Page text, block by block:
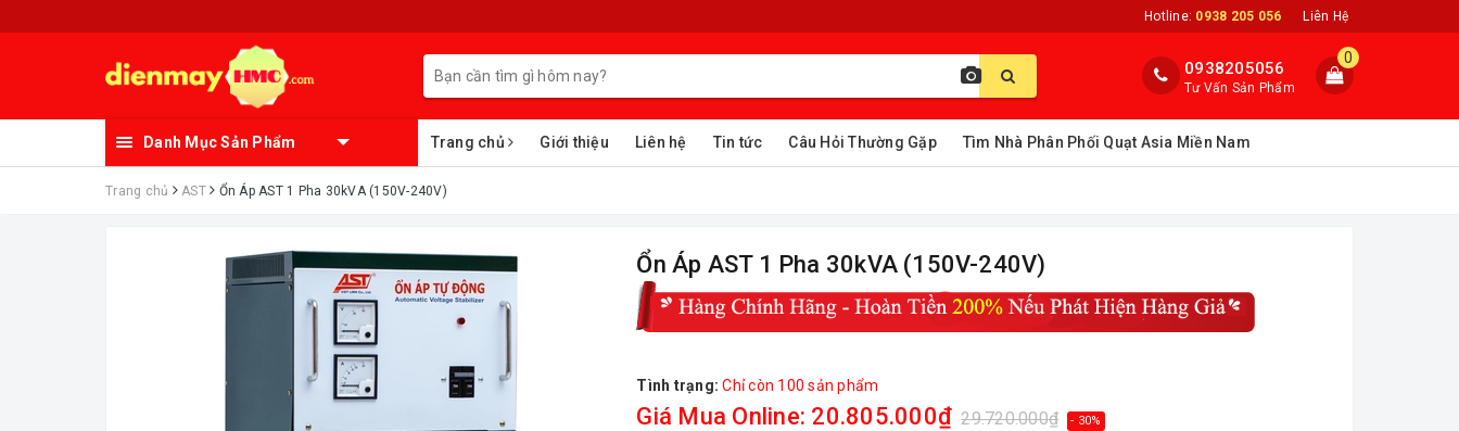
Hotline: 0938 205 056 Liên Hệ
0
0938205056
Tư Vấn Sản Phẩm
Danh Mục Sản Phẩm Trang chủ Giới thiệu Liên hệ Tin tức Câu Hỏi Thường Gặp Tìm Nhà Phân Phối Quạt Asia Miền Nam
Trang chủ AST Ổn Áp AST 1 Pha 30kVA (150V-240V)
Ổn Áp AST 1 Pha 30kVA (150V-240V)
Tình trạng: Chỉ còn 100 sản phẩm
Giá Mua Online: 20.805.000₫ 29.720.000₫ - 30%